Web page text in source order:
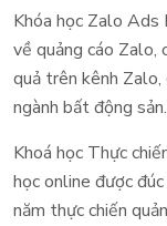
Khóa học Zalo Ads
về quảng cáo Zalo,
quả trên kênh
ngành bất động sản.
Khoá học Thực
học online được
năm thực chiến